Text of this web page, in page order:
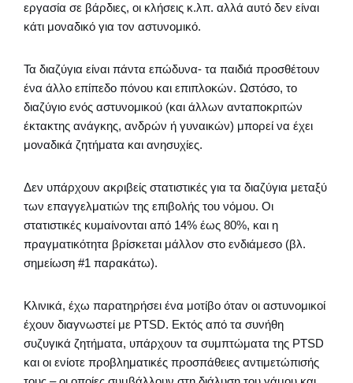
εργασία σε βάρδιες, οι κλήσεις κ.λπ. αλλά αυτό δεν είναι
κάτι μοναδικό για τον αστυνομικό.
Τα διαζύγια είναι πάντα επώδυνα- τα παιδιά προσθέτουν
ένα άλλο επίπεδο πόνου και επιπλοκών. Ωστόσο, το
διαζύγιο ενός αστυνομικού (και άλλων ανταποκριτών
έκτακτης ανάγκης, ανδρών ή γυναικών) μπορεί να έχει
μοναδικά ζητήματα και ανησυχίες.
Δεν υπάρχουν ακριβείς στατιστικές για τα διαζύγια μεταξύ
των επαγγελματιών της επιβολής του νόμου. Οι
στατιστικές κυμαίνονται από 14% έως 80%, και η
πραγματικότητα βρίσκεται μάλλον στο ενδιάμεσο (βλ.
σημείωση #1 παρακάτω).
Κλινικά, έχω παρατηρήσει ένα μοτίβο όταν οι αστυνομικοί
έχουν διαγνωστεί με PTSD. Εκτός από τα συνήθη
συζυγικά ζητήματα, υπάρχουν τα συμπτώματα της PTSD
και οι ενίοτε προβληματικές προσπάθειες αντιμετώπισής